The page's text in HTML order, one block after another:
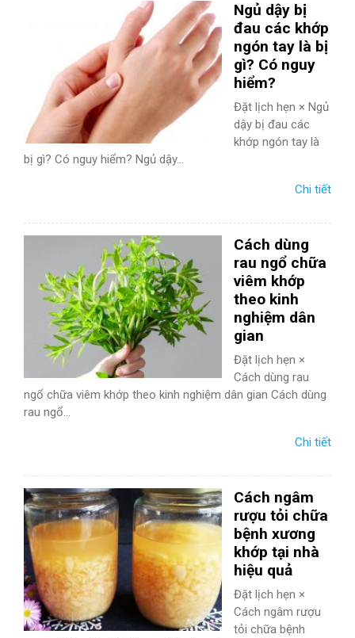
Ngủ dậy bị
đau các khớp
ngón tay là bị
gì? Có nguy
hiểm?
Đặt lịch hẹn × Ngủ
dậy bị đau các
khớp ngón tay là
bị gì? Có nguy hiểm? Ngủ dậy...
Chi tiết
Cách dùng
rau ngổ chữa
viêm khớp
theo kinh
nghiệm dân
gian
Đặt lịch hẹn ×
Cách dùng rau
ngổ chữa viêm khớp theo kinh nghiệm dân gian Cách dùng
rau ngổ...
Chi tiết
Cách ngâm
rượu tỏi chữa
bệnh xương
khớp tại nhà
hiệu quả
Đặt lịch hẹn ×
Cách ngâm rượu
tỏi chữa bệnh